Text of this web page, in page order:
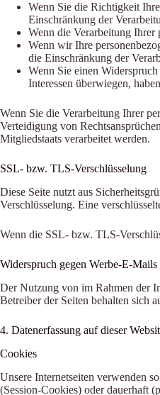
Wenn Sie die Richtigkeit
Einschränkung der
Wenn die Verarbeitung Ihrer
Wenn wir Ihre
die Einschränkung der
Wenn Sie einen
Interessen überwiegen,
Wenn Sie die Verarbeitung Ihrer
Verteidigung von
Mitgliedstaats verarbeitet werden.
SSL- bzw. TLS-Verschlüsselung
Diese Seite nutzt aus
Verschlüsselung. Eine
Wenn die SSL- bzw. TLS-
Widerspruch gegen Werbe-E-Mails
Der Nutzung von im Rahmen der
Betreiber der Seiten behalten sich
4. Datenerfassung auf dieser
Cookies
Unsere Internetseiten verwenden
(Session-Cookies) oder dauerhaft